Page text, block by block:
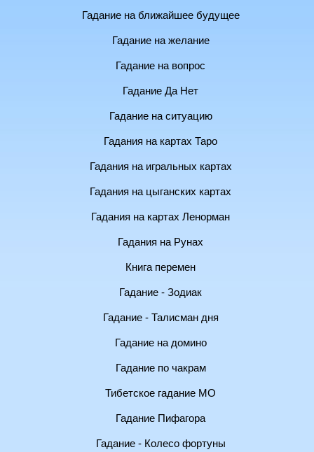
Гадание на ближайшее будущее
Гадание на желание
Гадание на вопрос
Гадание Да Нет
Гадание на ситуацию
Гадания на картах Таро
Гадания на игральных картах
Гадания на цыганских картах
Гадания на картах Ленорман
Гадания на Рунах
Книга перемен
Гадание - Зодиак
Гадание - Талисман дня
Гадание на домино
Гадание по чакрам
Тибетское гадание МО
Гадание Пифагора
Гадание - Колесо фортуны